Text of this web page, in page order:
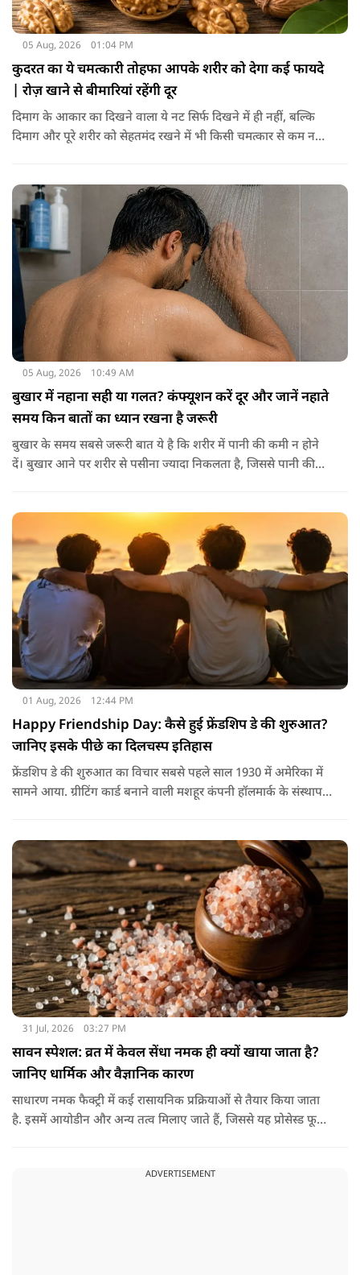
05 Aug, 2026 01:04 PM
कुदरत का ये चमत्कारी तोहफा आपके शरीर को देगा कई फायदे
| रोज़ खाने से बीमारियां रहेंगी दूर
दिमाग के आकार का दिखने वाला ये नट सिर्फ दिखने में ही नहीं, बल्कि
दिमाग और पूरे शरीर को सेहतमंद रखने में भी किसी चमत्कार से कम नहीं
मिनरल्स जो सेहत के लिए वरदान साबित होते हैं। आइए विस्तार से जानते
हैं कि अखरोट खाना सेहत के लिए क्यों है ज़रूरी।
05 Aug, 2026 10:49 AM
बुखार में नहाना सही या गलत? कंफ्यूशन करें दूर और जानें नहाते
समय किन बातों का ध्यान रखना है जरूरी
बुखार के समय सबसे जरूरी बात ये है कि शरीर में पानी की कमी न होने
दें। बुखार आने पर शरीर से पसीना ज्यादा निकलता है, जिससे पानी की
होते हैं। खाने में हल्का और आसानी से पचने वाला भोजन जैसे खिचड़ी
और दलिया आदि लेना अच्छा माना जाता है।
01 Aug, 2026 12:44 PM
Happy Friendship Day: कैसे हुई फ्रेंडशिप डे की शुरुआत?
जानिए इसके पीछे का दिलचस्प इतिहास
फ्रेंडशिप डे की शुरुआत का विचार सबसे पहले साल 1930 में अमेरिका में
सामने आया. ग्रीटिंग कार्ड बनाने वाली मशहूर कंपनी हॉलमार्क के संस्थापक
31 Jul, 2026 03:27 PM
सावन स्पेशल: व्रत में केवल सेंधा नमक ही क्यों खाया जाता है?
जानिए धार्मिक और वैज्ञानिक कारण
साधारण नमक फैक्ट्री में कई रासायनिक प्रक्रियाओं से तैयार किया जाता
है. इसमें आयोडीन और अन्य तत्व मिलाए जाते हैं, जिससे यह प्रोसेस्ड फूड
जाता, इसलिए इसे अधिक शुद्ध माना जाता है.
ADVERTISEMENT